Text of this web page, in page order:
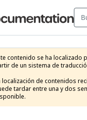
contenido se ha localizado
de un sistema de
localización de contenidos
tardar entre una y dos